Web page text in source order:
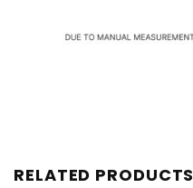
RELATED PRODUCTS